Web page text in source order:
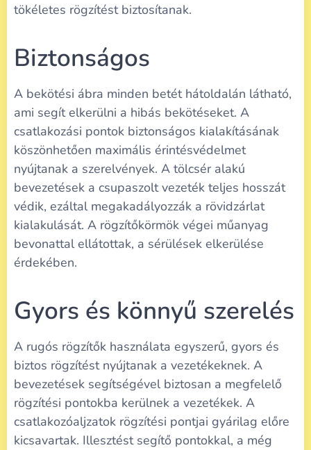
tökéletes rögzítést biztosítanak.
Biztonságos
A bekötési ábra minden betét hátoldalán látható,
ami segít elkerülni a hibás bekötéseket. A
csatlakozási pontok biztonságos kialakításának
köszönhetően maximális érintésvédelmet
nyújtanak a szerelvények. A tölcsér alakú
bevezetések a csupaszolt vezeték teljes hosszát
védik, ezáltal megakadályozzák a rövidzárlat
kialakulását. A rögzítőkörmök végei műanyag
bevonattal ellátottak, a sérülések elkerülése
érdekében.
Gyors és könnyű szerelés
A rugós rögzítők használata egyszerű, gyors és
biztos rögzítést nyújtanak a vezetékeknek. A
bevezetések segítségével biztosan a megfelelő
rögzítési pontokba kerülnek a vezetékek. A
csatlakozóaljzatok rögzítési pontjai gyárilag előre
kicsavartak. Illesztést segítő pontokkal, a még